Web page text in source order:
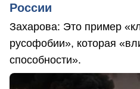
России
Захарова: Это пример
русофобии», которая
способности».